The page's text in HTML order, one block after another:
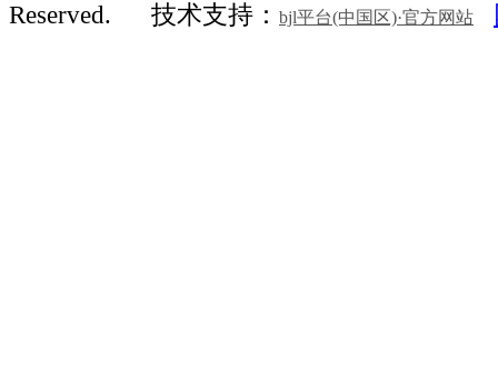
Reserved.
技术支持： bjl平台(中国区)·官方网站